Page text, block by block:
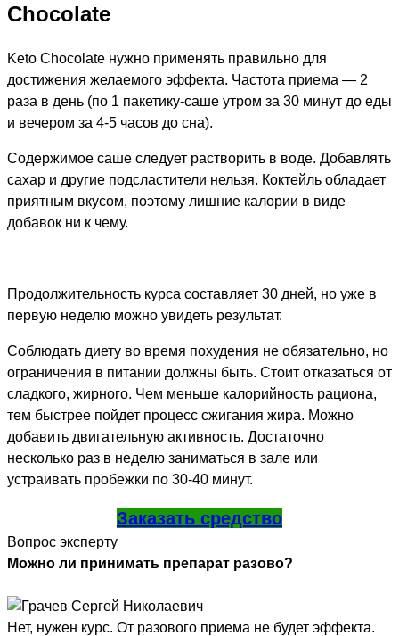
Сhocolate
Keto Сhocolate нужно применять правильно для
достижения желаемого эффекта. Частота приема — 2
раза в день (по 1 пакетику-саше утром за 30 минут до еды
и вечером за 4-5 часов до сна).
Содержимое саше следует растворить в воде. Добавлять
сахар и другие подсластители нельзя. Коктейль обладает
приятным вкусом, поэтому лишние калории в виде
добавок ни к чему.
Продолжительность курса составляет 30 дней, но уже в
первую неделю можно увидеть результат.
Соблюдать диету во время похудения не обязательно, но
ограничения в питании должны быть. Стоит отказаться от
сладкого, жирного. Чем меньше калорийность рациона,
тем быстрее пойдет процесс сжигания жира. Можно
добавить двигательную активность. Достаточно
несколько раз в неделю заниматься в зале или
устраивать пробежки по 30-40 минут.
Заказать средство
Вопрос эксперту
Можно ли принимать препарат разово?
Нет, нужен курс. От разового приема не будет эффекта.